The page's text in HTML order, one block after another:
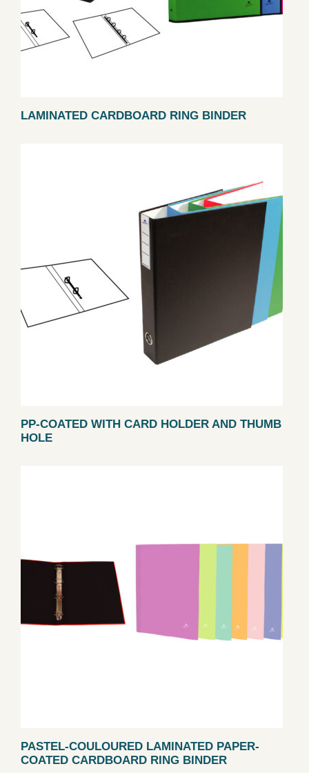
LAMINATED CARDBOARD RING BINDER
PP-COATED WITH CARD HOLDER AND THUMB
HOLE
PASTEL-COULOURED LAMINATED PAPER-
COATED CARDBOARD RING BINDER